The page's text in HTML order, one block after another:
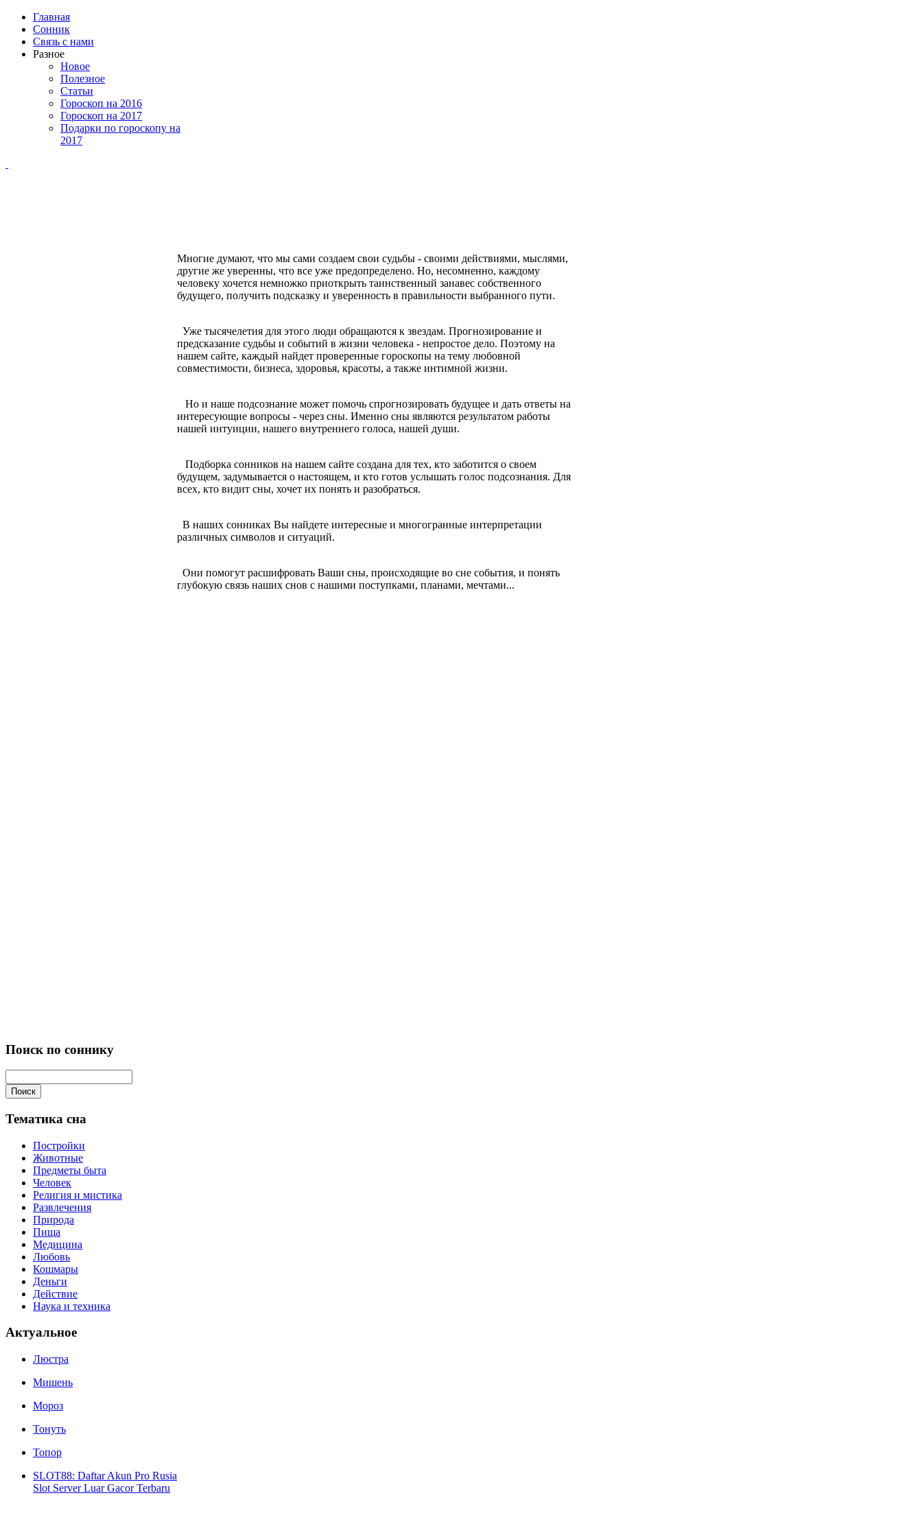
Главная
Сонник
Связь с нами
Разное
Новое
Полезное
Статьи
Гороскоп на 2016
Гороскоп на 2017
Подарки по гороскопу на
2017
Многие думают, что мы сами создаем свои судьбы - своими действиями, мыслями,
другие же уверенны, что все уже предопределено. Но, несомненно, каждому
человеку хочется немножко приоткрыть таинственный занавес собственного
будущего, получить подсказку и уверенность в правильности выбранного пути.
Уже тысячелетия для этого люди обращаются к звездам. Прогнозирование и
предсказание судьбы и событий в жизни человека - непростое дело. Поэтому на
нашем сайте, каждый найдет проверенные гороскопы на тему любовной
совместимости, бизнеса, здоровья, красоты, а также интимной жизни.
Но и наше подсознание может помочь спрогнозировать будущее и дать ответы на
интересующие вопросы - через сны. Именно сны являются результатом работы
нашей интуиции, нашего внутреннего голоса, нашей души.
Подборка сонников на нашем сайте создана для тех, кто заботится о своем
будущем, задумывается о настоящем, и кто готов услышать голос подсознания. Для
всех, кто видит сны, хочет их понять и разобраться.
В наших сонниках Вы найдете интересные и многогранные интерпретации
различных символов и ситуаций.
Они помогут расшифровать Ваши сны, происходящие во сне события, и понять
глубокую связь наших снов с нашими поступками, планами, мечтами...
Поиск по соннику
Поиск
Тематика сна
Постройки
Животные
Предметы быта
Человек
Религия и мистика
Развлечения
Природа
Пища
Медицина
Любовь
Кошмары
Деньги
Действие
Наука и техника
Актуальное
Люстра
Мишень
Мороз
Тонуть
Топор
SLOT88: Daftar Akun Pro Rusia
Slot Server Luar Gacor Terbaru